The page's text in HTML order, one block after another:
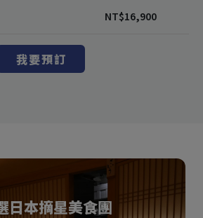
NT$16,900
我要預訂
日本摘星美食團